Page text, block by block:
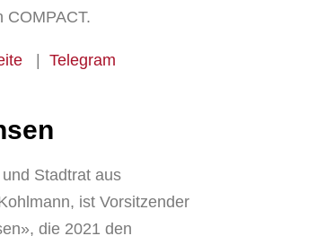
COMPACT.
| Telegram
Stadtrat aus
ist Vorsitzender
die 2021 den